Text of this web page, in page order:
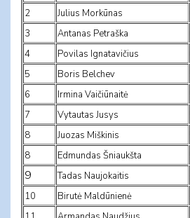
2
Julius Morkūnas
3
Antanas Petraška
4
Povilas Ignatavičius
5
Boris Belchev
6
Irmina Vaičiūnaitė
7
Vytautas Jusys
8
Juozas Miškinis
8
Edmundas Šniaukšta
9 Tadas Naujokaitis
10
Birutė Maldūnienė